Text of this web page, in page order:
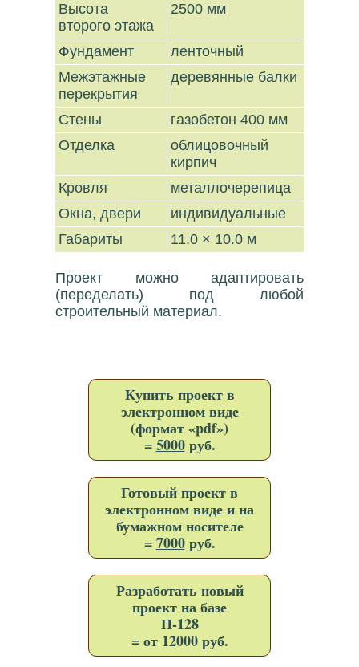
Высота
второго этажа
2500 мм
Фундамент
ленточный
Межэтажные
перекрытия
деревянные балки
Стены
газобетон 400 мм
Отделка
облицовочный
кирпич
Кровля
металлочерепица
Окна, двери
индивидуальные
Габариты
11.0 × 10.0 м
Проект можно адаптировать
(переделать) под любой
строительный материал.
Купить проект в
электронном виде
(формат «pdf»)
=5000руб.
Готовый проект в
электронном виде и на
бумажном носителе
=7000руб.
Разработать новый
проект на базе
П-128
= от 12000 руб.